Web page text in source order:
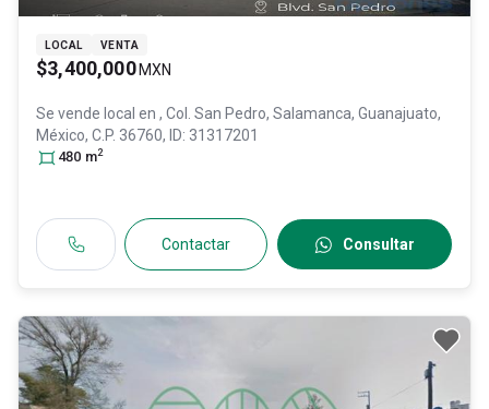
LOCAL VENTA
$3,400,000 MXN
Se vende local en , Col. San Pedro, Salamanca, Guanajuato,
México, C.P. 36760, ID: 31317201
480 m2
Contactar Consultar